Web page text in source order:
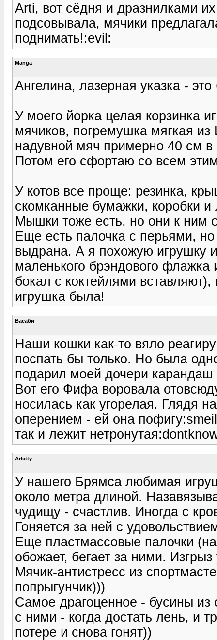
Arti, вот сёдня и дразнилками
подсовывала, мячики
поднимать!:evil:
Manga
Ангелина, лазерная указка -
У моего йорка целая корзинка
мячиков, погремушка мягкая
надувной мяч примерно 40 см в
Потом его сфортаю со всем
У котов все проще: резинка,
скомканные бумажки, коробки и
Мышки тоже есть, но они к ним
Еще есть палочка с перьями,
выдрана. А я похожую игрушку
маленького брэндового флажка
бокал с коктейлями
игрушка была!
Васаби
Наши кошки как-то вяло
поспать бы только. Но была
подарил моей дочери
Вот его Фифа воровала
носилась как угорелая. Глядя
оперением - ей она
так и лежит
Arletty
У нашего Брямса любимая
около метра длиной.
чудищу - счастлив. Иногда с
Гоняется за ней с
Еще пластмассовые палочки
обожает, бегает за ними.
Мячик-антистресс из
попрыгунчик)))
Самое драгоценное - бусины из
с ними - когда достать лень, и
потере и снова гонят))